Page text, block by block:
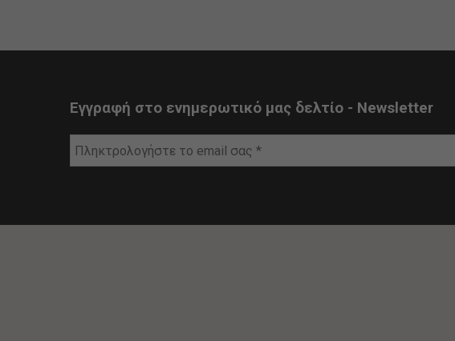
Εγγραφή στο ενημερωτικό μας δελτίο - Newsletter